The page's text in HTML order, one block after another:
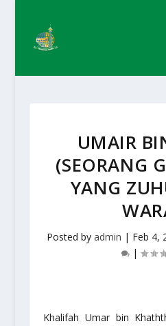
UMAIR
(SEORANG
YANG
Posted by admin | Feb 4,
|
Khalifah Umar bin